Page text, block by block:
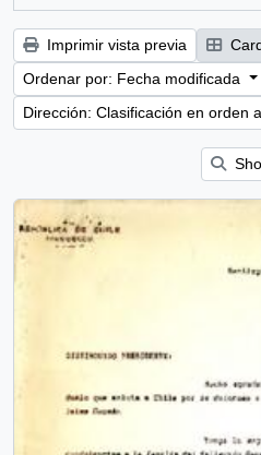
Imprimir vista previa
Ordenar por: Fecha modificada
Dirección: Clasificación en orden